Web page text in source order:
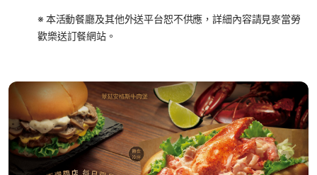
※ 本活動餐廳及其他外送平台恕不供應，詳細內容請見麥當勞
歡樂送訂餐網站。